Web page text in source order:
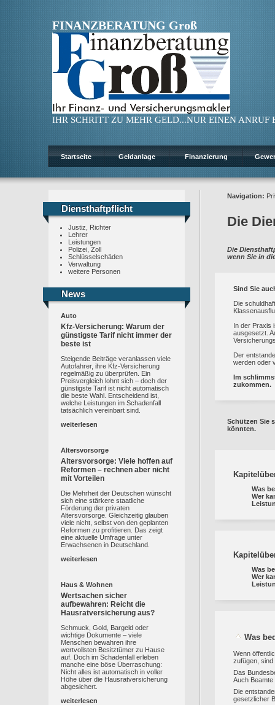
FINANZBERATUNG Groß
IHR SCHRITT ZU MEHR GELD...NUR EINEN ANRUF
Startseite Geldanlage Finanzierung
Diensthaftpflicht
Diensthaftpflicht
Justiz, Richter
Lehrer
Leistungen
Polizei, Zoll
Schlüsselschäden
Verwaltung
weitere Personen
News
News
Auto
Kfz-Versicherung: Warum der
günstigste Tarif nicht immer der
beste ist
Steigende Beiträge veranlassen viele
Autofahrer, ihre Kfz-Versicherung
regelmäßig zu überprüfen. Ein
Preisvergleich lohnt sich – doch der
günstigste Tarif ist nicht automatisch
die beste Wahl. Entscheidend ist,
welche Leistungen im Schadenfall
tatsächlich vereinbart sind.
weiterlesen
Altersvorsorge
Altersvorsorge: Viele hoffen auf
Reformen – rechnen aber nicht
mit Vorteilen
Die Mehrheit der Deutschen wünscht
sich eine stärkere staatliche
Förderung der privaten
Altersvorsorge. Gleichzeitig glauben
viele nicht, selbst von den geplanten
Reformen zu profitieren. Das zeigt
eine aktuelle Umfrage unter
Erwachsenen in Deutschland.
weiterlesen
Haus & Wohnen
Wertsachen sicher
aufbewahren: Reicht die
Hausratversicherung aus?
Schmuck, Gold, Bargeld oder
wichtige Dokumente – viele
Menschen bewahren ihre
wertvollsten Besitztümer zu Hause
auf. Doch im Schadenfall erleben
manche eine böse Überraschung:
Nicht alles ist automatisch in voller
Höhe über die Hausratversicherung
abgesichert.
weiterlesen
Navigation:
Die
Die
wenn Sie in
Sind Sie
Die
In der Praxis
ausgesetzt.
Der
werden oder
Im
zukommen.
Schützen Sie
könnten.
Was
Wer
Was
Wer
Was
Wenn
zufügen,
Das
Auch
Die
gesetzlicher